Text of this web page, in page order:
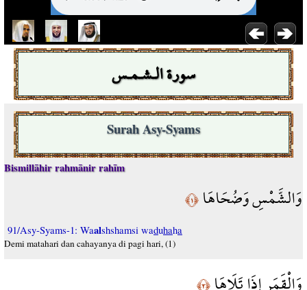
سورة الـشـمـس
Surah Asy-Syams
Bismillāhir rahmānir rahīm
وَالشَّمْسِ وَضُحَاهَا﴿١﴾
91/Asy-Syams-1: Waalshshamsi waduhaha
Demi matahari dan cahayanya di pagi hari, (1)